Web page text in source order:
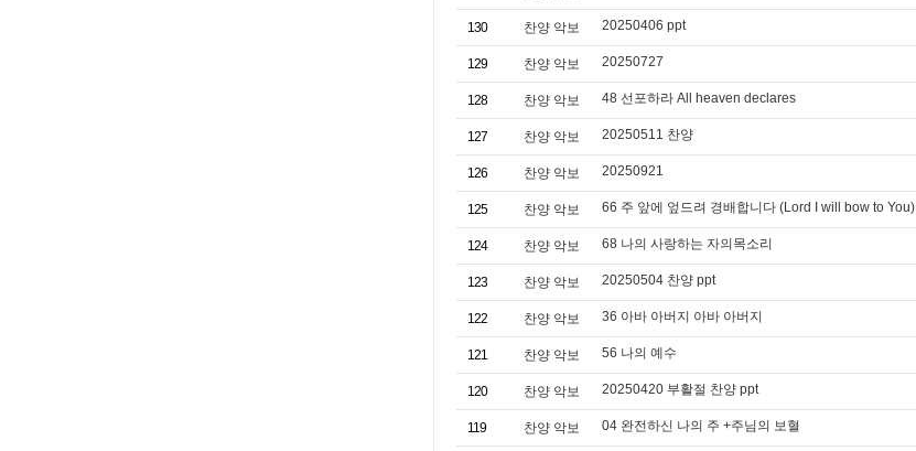
130 찬양 악보 20250406 ppt
129 찬양 악보 20250727
128 찬양 악보 48 선포하라 All heaven declares
127 찬양 악보 20250511 찬양
126 찬양 악보 20250921
125 찬양 악보 66 주 앞에 엎드려 경배합니다 (Lord I will bow to You)
124 찬양 악보 68 나의 사랑하는 자의목소리
123 찬양 악보 20250504 찬양 ppt
122 찬양 악보 36 아바 아버지 아바 아버지
121 찬양 악보 56 나의 예수
120 찬양 악보 20250420 부활절 찬양 ppt
119 찬양 악보 04 완전하신 나의 주 +주님의 보혈